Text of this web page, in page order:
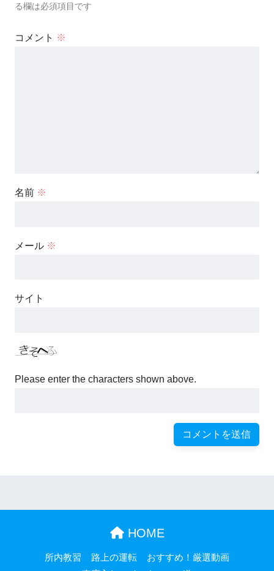
る欄は必須項目です
コメント ※
名前 ※
メール ※
サイト
Please enter the characters shown above.
HOME
所内教習 路上の運転
おすすめ！厳選動画